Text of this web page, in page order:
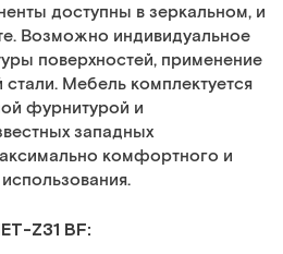
доступны в зеркальном, и
Возможно индивидуальное
поверхностей, применение
Мебель комплектуется
фурнитурой и
западных
комфортного и
Z31 BF: